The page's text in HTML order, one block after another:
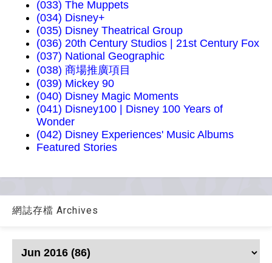
(033) The Muppets
(034) Disney+
(035) Disney Theatrical Group
(036) 20th Century Studios | 21st Century Fox
(037) National Geographic
(038) 商場推廣項目
(039) Mickey 90
(040) Disney Magic Moments
(041) Disney100 | Disney 100 Years of
Wonder
(042) Disney Experiences' Music Albums
Featured Stories
網誌存檔 Archives